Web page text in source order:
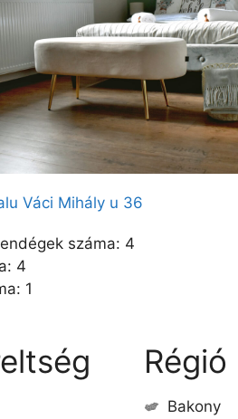
Váci Mihály u 36
száma: 4
4
1
Régió
Bakony